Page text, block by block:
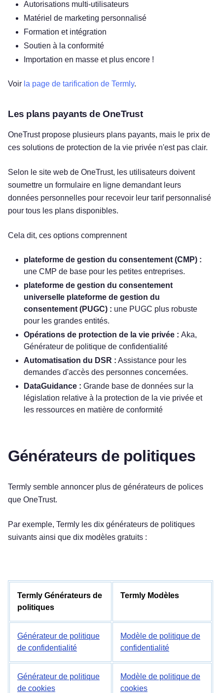
Autorisations multi-utilisateurs
Matériel de marketing personnalisé
Formation et intégration
Soutien à la conformité
Importation en masse et plus encore !
Voir la page de tarification de Termly.
Les plans payants de OneTrust
OneTrust propose plusieurs plans payants, mais le prix de
ces solutions de protection de la vie privée n'est pas clair.
Selon le site web de OneTrust, les utilisateurs doivent
soumettre un formulaire en ligne demandant leurs
données personnelles pour recevoir leur tarif personnalisé
pour tous les plans disponibles.
Cela dit, ces options comprennent
plateforme de gestion du consentement (CMP) :
une CMP de base pour les petites entreprises.
plateforme de gestion du consentement
universelle plateforme de gestion du
consentement (PUGC) : une PUGC plus robuste
pour les grandes entités.
Opérations de protection de la vie privée : Aka,
Générateur de politique de confidentialité
Automatisation du DSR : Assistance pour les
demandes d'accès des personnes concernées.
DataGuidance : Grande base de données sur la
législation relative à la protection de la vie privée et
les ressources en matière de conformité
Générateurs de politiques
Termly semble annoncer plus de générateurs de polices
que OneTrust.
Par exemple, Termly les dix générateurs de politiques
suivants ainsi que dix modèles gratuits :
Termly Générateurs de
politiques
Termly Modèles
Générateur de politique
de confidentialité
Modèle de politique de
confidentialité
Générateur de politique
de cookies
Modèle de politique de
cookies